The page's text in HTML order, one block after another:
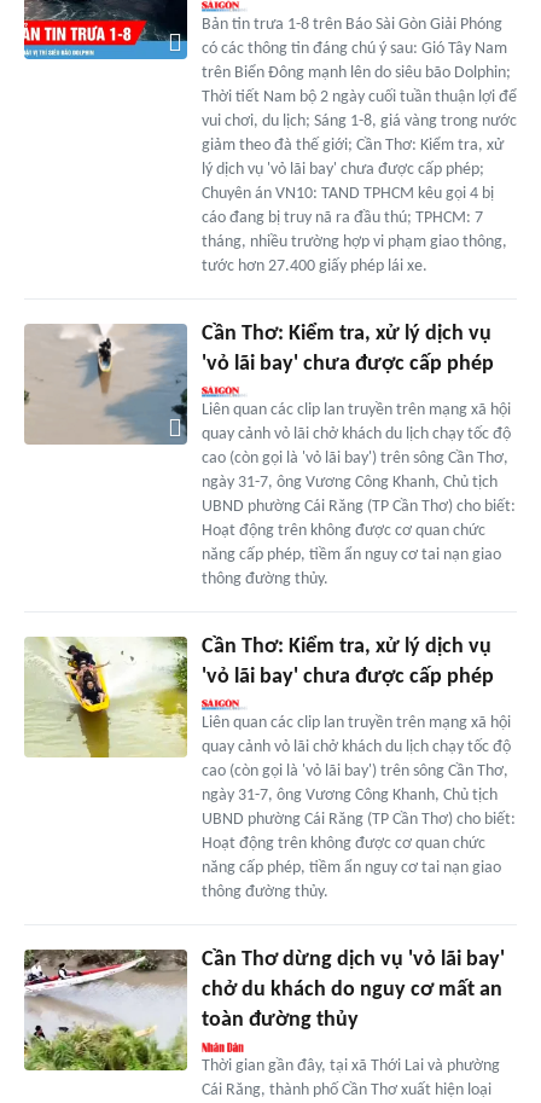
Bản tin trưa 1-8 trên Báo Sài Gòn Giải Phóng
có các thông tin đáng chú ý sau: Gió Tây Nam
trên Biển Đông mạnh lên do siêu bão Dolphin;
Thời tiết Nam bộ 2 ngày cuối tuần thuận lợi để
vui chơi, du lịch; Sáng 1-8, giá vàng trong nước
giảm theo đà thế giới; Cần Thơ: Kiểm tra, xử
lý dịch vụ 'vỏ lãi bay' chưa được cấp phép;
Chuyên án VN10: TAND TPHCM kêu gọi 4 bị
cáo đang bị truy nã ra đầu thú; TPHCM: 7
tháng, nhiều trường hợp vi phạm giao thông,
tước hơn 27.400 giấy phép lái xe.
Cần Thơ: Kiểm tra, xử lý dịch vụ
'vỏ lãi bay' chưa được cấp phép
Liên quan các clip lan truyền trên mạng xã hội
quay cảnh vỏ lãi chở khách du lịch chạy tốc độ
cao (còn gọi là 'vỏ lãi bay') trên sông Cần Thơ,
ngày 31-7, ông Vương Công Khanh, Chủ tịch
UBND phường Cái Răng (TP Cần Thơ) cho biết:
Hoạt động trên không được cơ quan chức
năng cấp phép, tiềm ẩn nguy cơ tai nạn giao
thông đường thủy.
Cần Thơ: Kiểm tra, xử lý dịch vụ
'vỏ lãi bay' chưa được cấp phép
Liên quan các clip lan truyền trên mạng xã hội
quay cảnh vỏ lãi chở khách du lịch chạy tốc độ
cao (còn gọi là 'vỏ lãi bay') trên sông Cần Thơ,
ngày 31-7, ông Vương Công Khanh, Chủ tịch
UBND phường Cái Răng (TP Cần Thơ) cho biết:
Hoạt động trên không được cơ quan chức
năng cấp phép, tiềm ẩn nguy cơ tai nạn giao
thông đường thủy.
Cần Thơ dừng dịch vụ 'vỏ lãi bay'
chở du khách do nguy cơ mất an
toàn đường thủy
Thời gian gần đây, tại xã Thới Lai và phường
Cái Răng, thành phố Cần Thơ xuất hiện loại